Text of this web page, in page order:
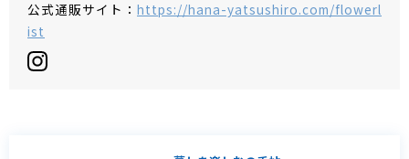
公式通販サイト： https://hana-yatsushiro.com/flowerl
ist